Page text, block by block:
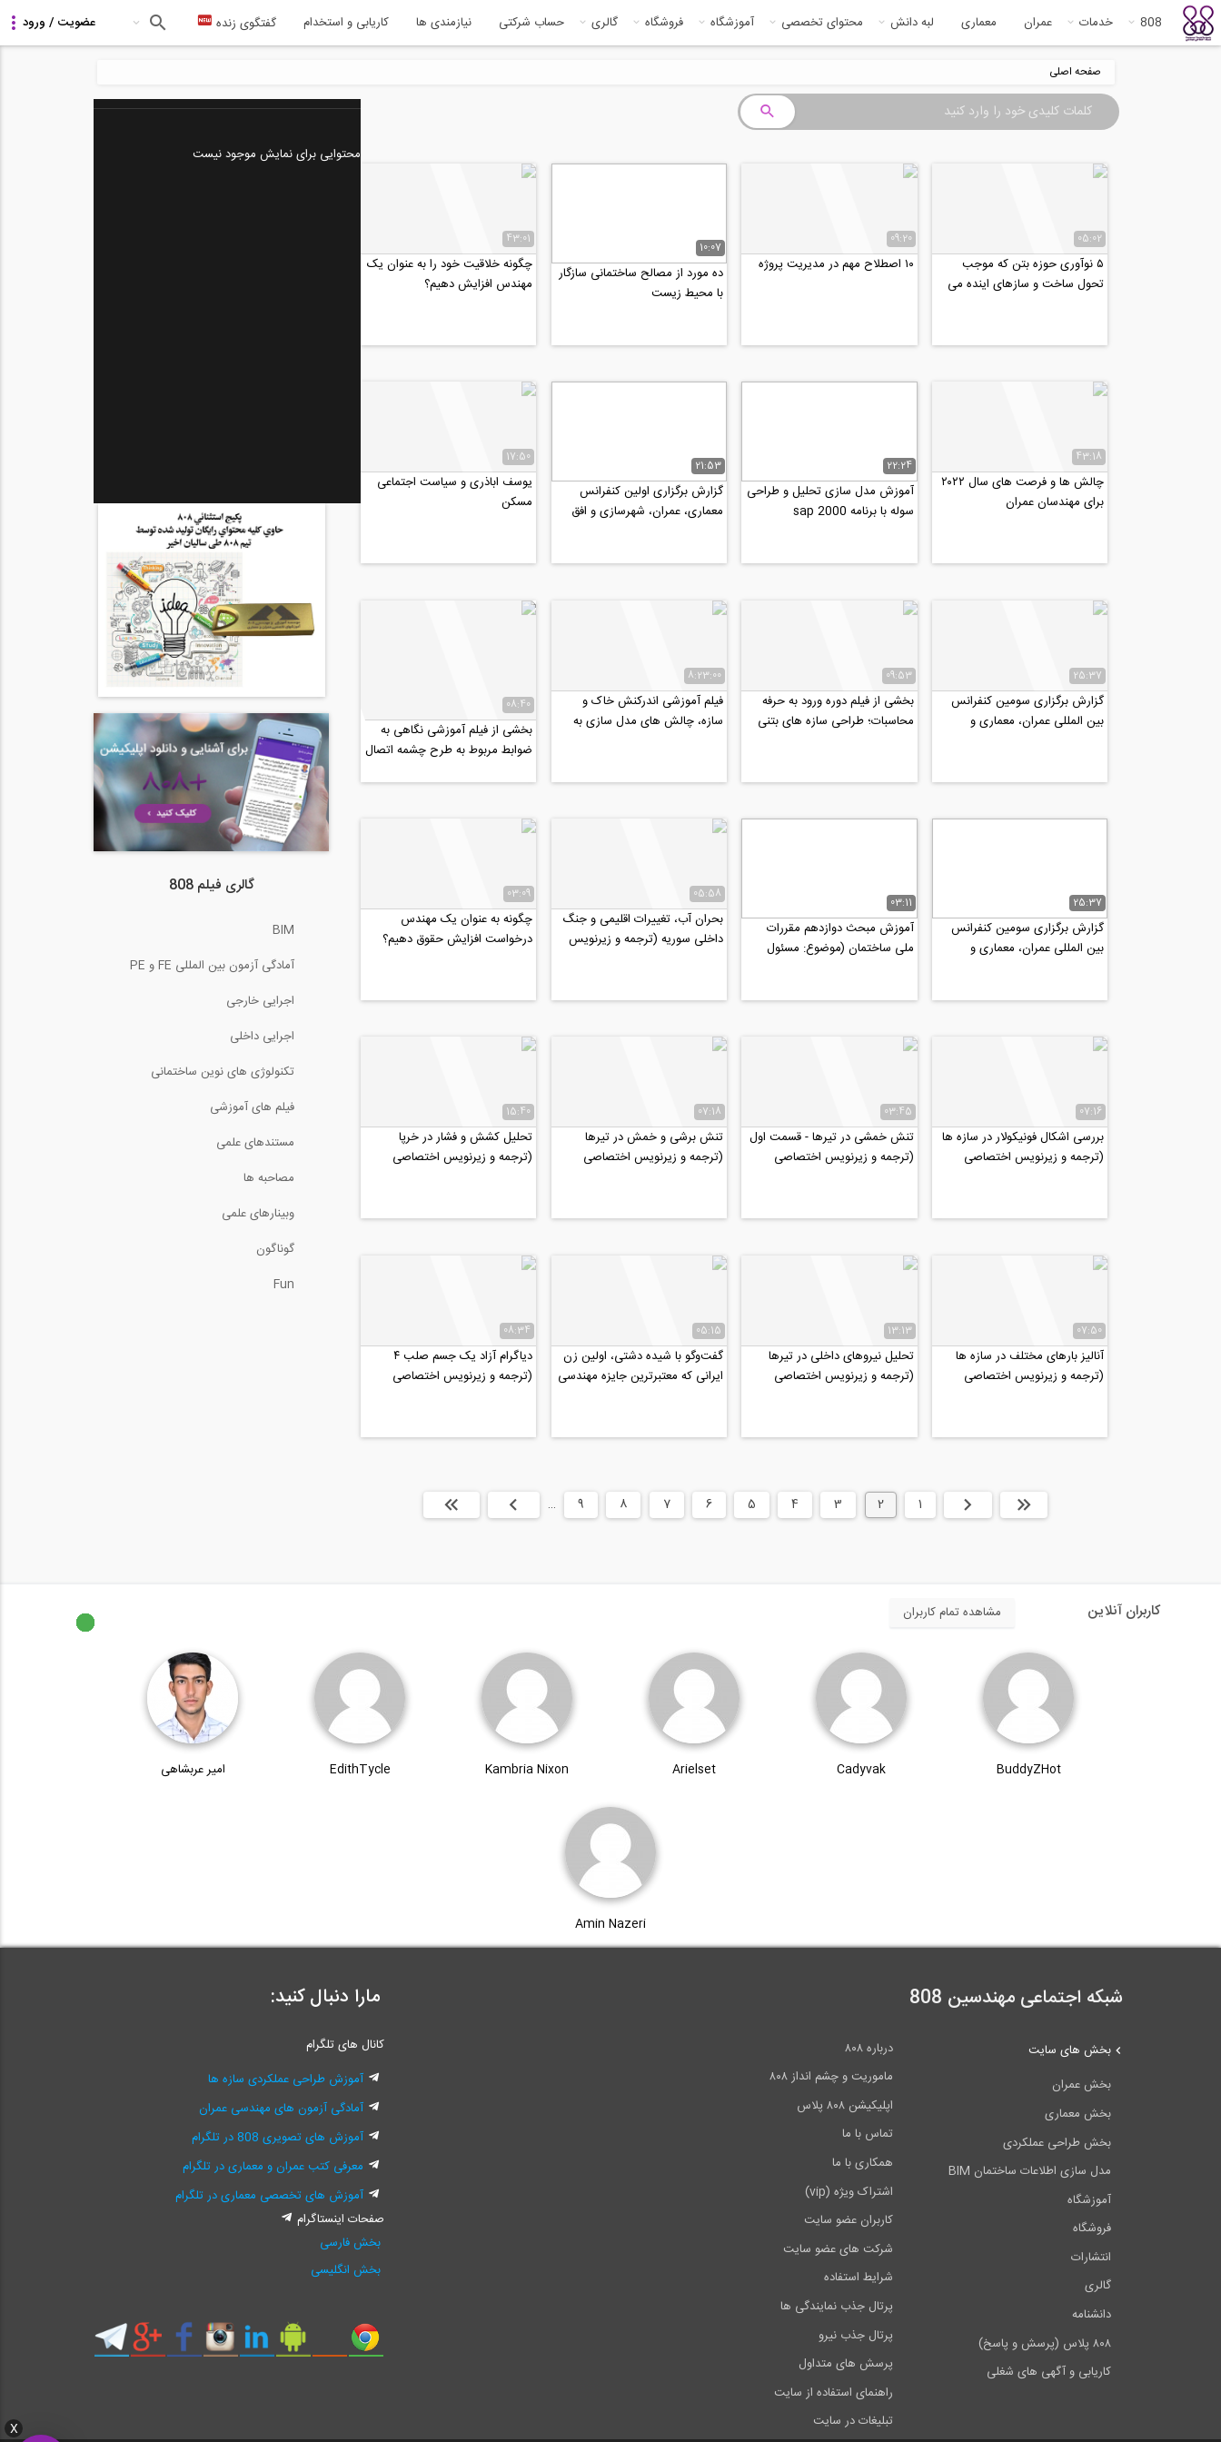
808 خدمات عمران معماری لبه دانش محتوای تخصصی آموزشگاه فروشگاه گالری حساب شرکتی نیازمندی ها کاریابی و استخدام گفتگوی زنده
صفحه اصلی
X
05:02
۵ نوآوری حوزه بتن که موجب
تحول ساخت و سازهای اینده می
09:20
۱۰ اصطلاح مهم در مدیریت پروژه
10:07
ده مورد از مصالح ساختمانی سازگار
با محیط زیست
43:01
چگونه خلاقیت خود را به عنوان یک
مهندس افزایش دهیم؟
43:18
چالش ها و فرصت های سال ۲۰۲۲
برای مهندسان عمران
22:24
آموزش مدل سازی تحلیل و طراحی
سوله با برنامه sap 2000
21:53
گزارش برگزاری اولین کنفرانس
معماری، عمران، شهرسازی و افق
17:50
یوسف اباذری و سیاست اجتماعی
مسکن
25:37
گزارش برگزاری سومین کنفرانس
بین المللی عمران، معماری و
09:53
بخشی از فیلم دوره ورود به حرفه
محاسبات؛ طراحی سازه های بتنی
8:23:00
فیلم آموزشی اندرکنش خاک و
سازه، چالش های مدل سازی به
08:40
بخشی از فیلم آموزشی نگاهی به
ضوابط مربوط به طرح چشمه اتصال
25:37
گزارش برگزاری سومین کنفرانس
بین المللی عمران، معماری و
03:11
آموزش مبحث دوازدهم مقررات
ملی ساختمان (موضوع: مسئول
05:58
بحران آب، تغییرات اقلیمی و جنگ
داخلی سوریه (ترجمه و زیرنویس
03:09
چگونه به عنوان یک مهندس
درخواست افزایش حقوق دهیم؟
07:16
بررسی اشکال فونیکولار در سازه ها
(ترجمه و زیرنویس اختصاصی
03:45
تنش خمشی در تیرها - قسمت اول
(ترجمه و زیرنویس اختصاصی
07:18
تنش برشی و خمش در تیرها
(ترجمه و زیرنویس اختصاصی
15:40
تحلیل کشش و فشار در خرپا
(ترجمه و زیرنویس اختصاصی
07:50
آنالیز بارهای مختلف در سازه ها
(ترجمه و زیرنویس اختصاصی
13:13
تحلیل نیروهای داخلی در تیرها
(ترجمه و زیرنویس اختصاصی
05:15
گفت‌وگو با شیده دشتی، اولین زن
ایرانی که معتبرترین جایزه مهندسی
08:34
دیاگرام آزاد یک جسم صلب ۴
(ترجمه و زیرنویس اختصاصی
ابتدا قبلی 1
2
3
4
5
6
7
8
9
… بعدی انتها »
محتوایی برای نمایش موجود نیست
گالری فیلم 808
BIM
آمادگی آزمون بین المللی FE و PE
اجرایی خارجی
اجرایی داخلی
تکنولوژی های نوین ساختمانی
فیلم های آموزشی
مستندهای علمی
مصاحبه ها
وبینارهای علمی
گوناگون
Fun
کاربران آنلاین مشاهده تمام کاربران
BuddyZHot
Cadyvak
Arielset
Kambria Nixon
EdithTycle امیر عربشاهی
Amin Nazeri
شبکه اجتماعی مهندسین 808
درباره ۸۰۸
ماموریت و چشم انداز ۸۰۸
اپلیکیشن ۸۰۸ پلاس
تماس با ما
همکاری با ما
اشتراک ویژه (vip)
کاربران عضو سایت
شرکت های عضو سایت
شرایط استفاده
پرتال جذب نمایندگی ها
پرتال جذب نیرو
پرسش های متداول
راهنمای استفاده از سایت
تبلیغات در سایت
بخش های سایت
بخش عمران
بخش معماری
بخش طراحی عملکردی
مدل سازی اطلاعات ساختمان BIM
آموزشگاه
فروشگاه
انتشارات
گالری
دانشنامه
۸۰۸ پلاس (پرسش و پاسخ)
کاریابی و آگهی های شغلی
مارا دنبال کنید:
کانال های تلگرام
آموزش طراحی عملکردی سازه ها
آمادگی آزمون های مهندسی عمران
آموزش های تصویری 808 در تلگرام
معرفی کتب عمران و معماری در تلگرام
آموزش های تخصصی معماری در تلگرام
صفحات اینستاگرام
بخش فارسی
بخش انگلیسی